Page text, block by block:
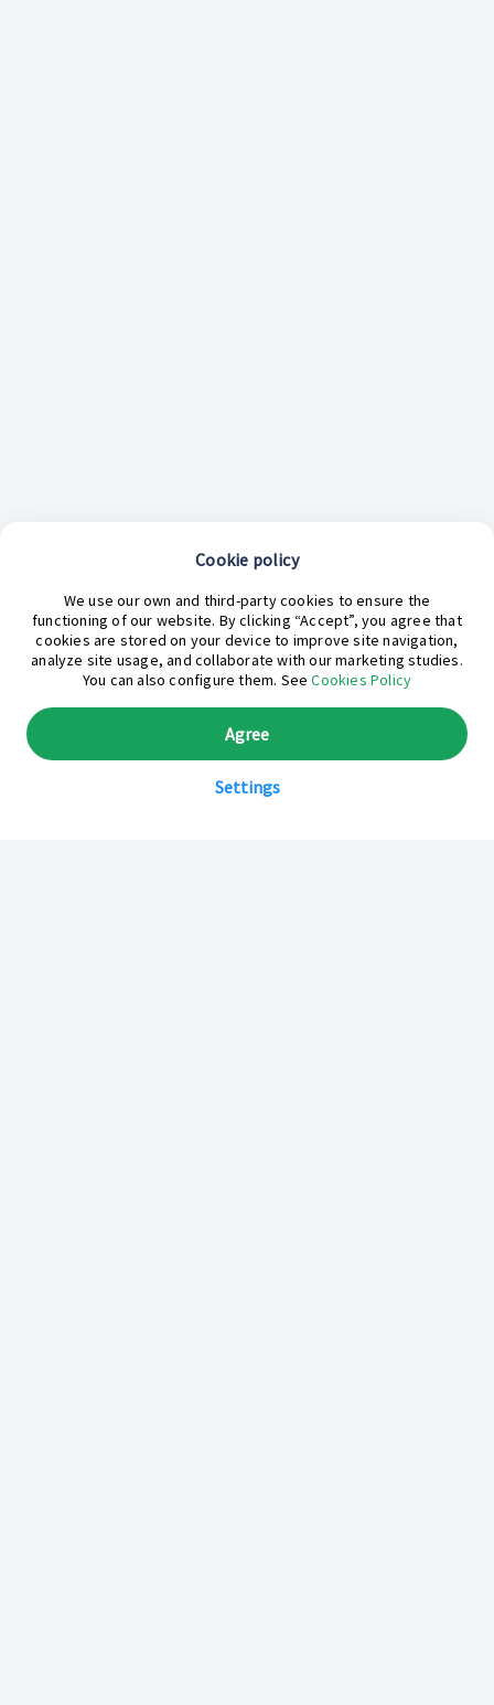
¿En qué podemos ayudarte hoy?
Cookie policy
We use our own and third-party cookies to ensure the
functioning of our website. By clicking “Accept”, you agree that
cookies are stored on your device to improve site navigation,
analyze site usage, and collaborate with our marketing studies.
You can also configure them. SeeCookies Policy
Settings
Agree